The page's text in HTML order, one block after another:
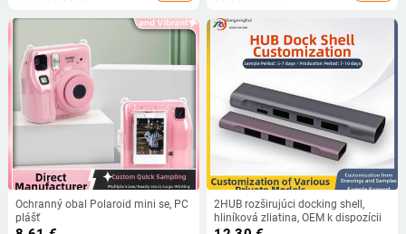
Ochranný obal Polaroid mini se, PC
plášť
2HUB rozširujúci docking shell,
hliníková zliatina, OEM k dispozícii